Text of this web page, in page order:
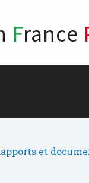
France
et